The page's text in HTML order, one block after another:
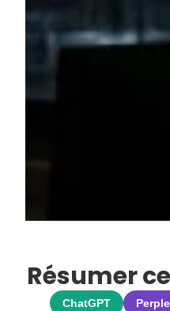
Résumer
ChatGPT